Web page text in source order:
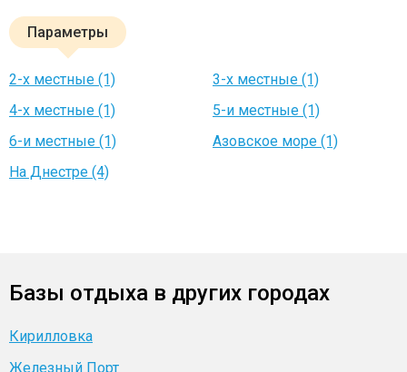
Параметры
2-х местные (1)
3-х местные (1)
4-х местные (1)
5-и местные (1)
6-и местные (1)
Азовское море (1)
На Днестре (4)
Базы отдыха в других городах
Кирилловка
Железный Порт